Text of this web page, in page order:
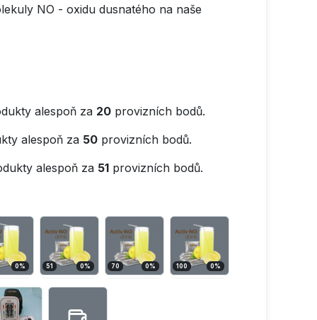
NO - oxidu dusnatého na naše
alespoň za 20provizních bodů.
alespoň za 50 provizních bodů.
alespoň za 51 provizních bodů.
0% 51 0% 70 0% 100 0%